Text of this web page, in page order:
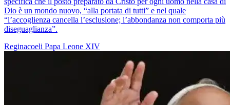
Dio è un mondo nuovo, “alla portata di tutti” e nel quale
“l’accoglienza cancella l’esclusione; l’abbondanza non comporta più
diseguaglianza”.
Reginacoeli Papa Leone XIV